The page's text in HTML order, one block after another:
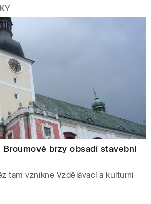
brzy obsadí stavební
tam vznikne Vzdělávací a kulturní